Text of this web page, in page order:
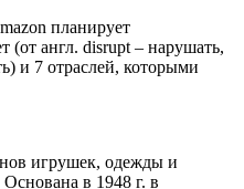
планирует
(от англ. disrupt – нарушать,
и 7 отраслей, которыми
игрушек, одежды и
Основана в 1948 г. в